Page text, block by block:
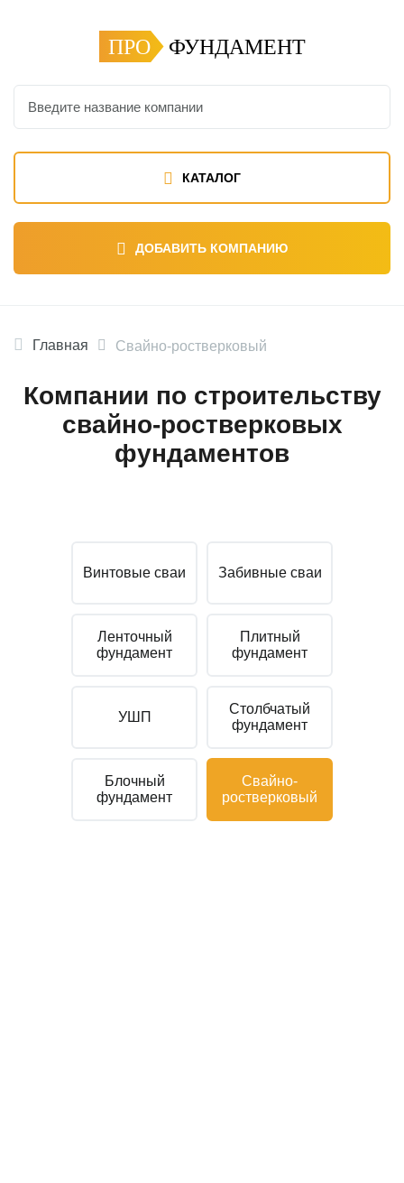
ПРО ФУНДАМЕНТ
КАТАЛОГ
ДОБАВИТЬ КОМПАНИЮ
Главная Свайно-ростверковый
Компании по строительству
свайно-ростверковых
фундаментов
Винтовые сваи Забивные сваи
Ленточный
фундамент
Плитный
фундамент
УШП
Столбчатый
фундамент
Блочный
фундамент
Свайно-
ростверковый